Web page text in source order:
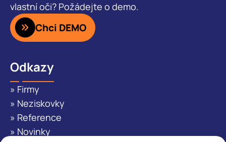
vlastní oči? Požádejte o demo.
Chci DEMO
Odkazy
» Firmy
» Neziskovky
» Reference
» Novinky